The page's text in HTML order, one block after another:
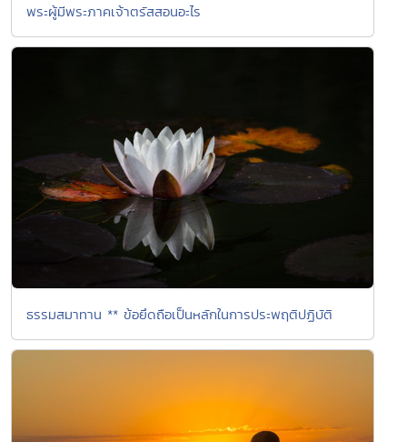
พระผู้มีพระภาคเจ้าตรัสสอนอะไร
ธรรมสมาทาน ** ข้อยึดถือเป็นหลักในการประพฤติปฏิบัติ